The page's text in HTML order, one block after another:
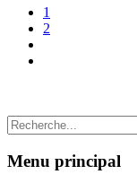
1
2
Menu principal